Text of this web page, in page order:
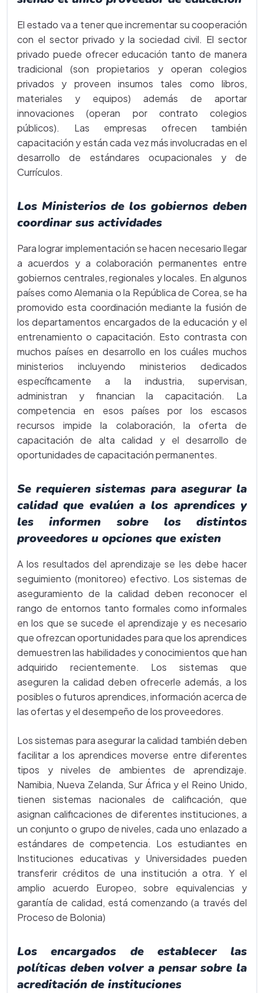
El estado va a tener que incrementar su cooperación
con el sector privado y la sociedad civil. El sector
privado puede ofrecer educación tanto de manera
tradicional (son propietarios y operan colegios
privados y proveen insumos tales como libros,
materiales y equipos) además de aportar
innovaciones (operan por contrato colegios
públicos). Las empresas ofrecen también
capacitación y están cada vez más involucradas en el
desarrollo de estándares ocupacionales y de
Currículos.
Los Ministerios de los gobiernos deben
coordinar sus actividades
Para lograr implementación se hacen necesario llegar
a acuerdos y a colaboración permanentes entre
gobiernos centrales, regionales y locales. En algunos
países como Alemania o la República de Corea, se ha
promovido esta coordinación mediante la fusión de
los departamentos encargados de la educación y el
entrenamiento o capacitación. Esto contrasta con
muchos países en desarrollo en los cuáles muchos
ministerios incluyendo ministerios dedicados
específicamente a la industria, supervisan,
administran y financian la capacitación. La
competencia en esos países por los escasos
recursos impide la colaboración, la oferta de
capacitación de alta calidad y el desarrollo de
oportunidades de capacitación permanentes.
Se requieren sistemas para asegurar la
calidad que evalúen a los aprendices y
les informen sobre los distintos
proveedores u opciones que existen
A los resultados del aprendizaje se les debe hacer
seguimiento (monitoreo) efectivo. Los sistemas de
aseguramiento de la calidad deben reconocer el
rango de entornos tanto formales como informales
en los que se sucede el aprendizaje y es necesario
que ofrezcan oportunidades para que los aprendices
demuestren las habilidades y conocimientos que han
adquirido recientemente. Los sistemas que
aseguren la calidad deben ofrecerle además, a los
posibles o futuros aprendices, información acerca de
las ofertas y el desempeño de los proveedores.
Los sistemas para asegurar la calidad también deben
facilitar a los aprendices moverse entre diferentes
tipos y niveles de ambientes de aprendizaje.
Namibia, Nueva Zelanda, Sur África y el Reino Unido,
tienen sistemas nacionales de calificación, que
asignan calificaciones de diferentes instituciones, a
un conjunto o grupo de niveles, cada uno enlazado a
estándares de competencia. Los estudiantes en
Instituciones educativas y Universidades pueden
transferir créditos de una institución a otra. Y el
amplio acuerdo Europeo, sobre equivalencias y
garantía de calidad, está comenzando (a través del
Proceso de Bolonia)
Los encargados de establecer las
políticas deben volver a pensar sobre la
acreditación de instituciones